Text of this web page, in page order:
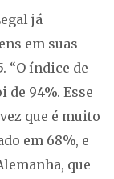
já
em suas
“O índice de
94%. Esse
que é muito
em 68%, e
que